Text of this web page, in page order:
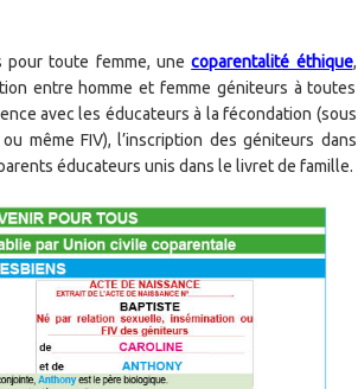
pour toute femme, unecoparentalité éthique,
entre homme et femme géniteurs à toutes
avec les éducateurs à la fécondation (sous
même FIV), l’inscription des géniteurs dans
éducateurs unis dans le livret de famille.